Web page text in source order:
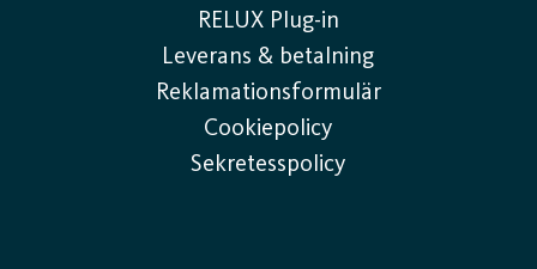
RELUX Plug-in
Leverans & betalning
Reklamationsformulär
Cookiepolicy
Sekretesspolicy